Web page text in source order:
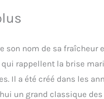
son nom de sa fraîcheur
rappellent la brise
Il a été créé dans les
un grand classique des